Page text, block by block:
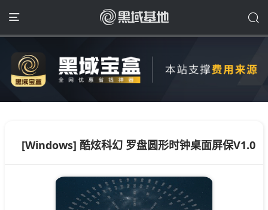
[Windows] 酷炫科幻 罗盘圆形时钟桌面屏保V1.0